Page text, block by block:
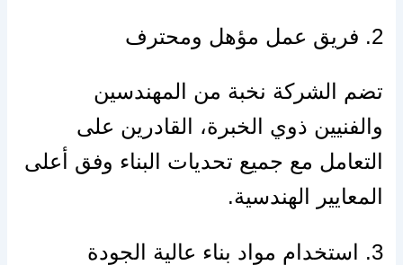
2. فريق عمل مؤهل ومحترف
تضم الشركة نخبة من المهندسين
والفنيين ذوي الخبرة، القادرين على
التعامل مع جميع تحديات البناء وفق أعلى
المعايير الهندسية.
3. استخدام مواد بناء عالية الجودة